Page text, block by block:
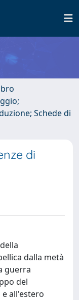
Schede di
di
dalla metà
guerra
del
e all'estero